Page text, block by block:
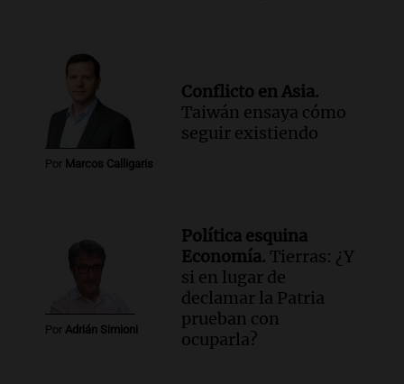
Por Marcos Calligaris
Conflicto en Asia.
Taiwán ensaya cómo
seguir existiendo
Por Adrián Simioni
Política esquina
Economía. Tierras: ¿Y
si en lugar de
declamar la Patria
prueban con
ocuparla?